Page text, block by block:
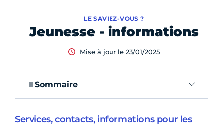
Jeunesse - informations
LE SAVIEZ-VOUS ?
Mise à jour le 23/01/2025
Sommaire
Services, contacts, informations pour les